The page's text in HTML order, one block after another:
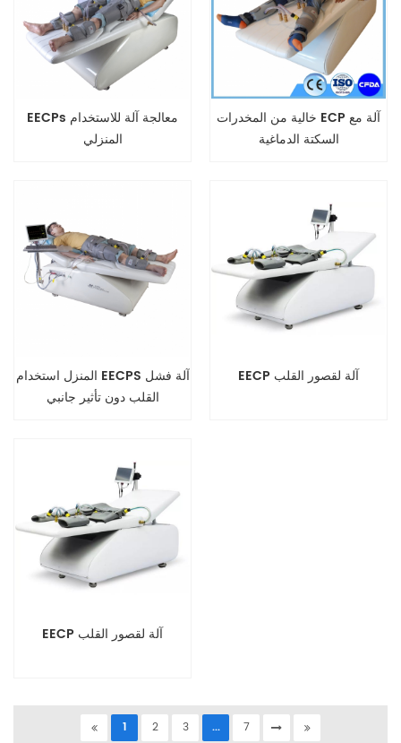
EECPs معالجة آلة للاستخدام
المنزلي
خالية من المخدرات ECP آلة مع
السكتة الدماغية
المنزل استخدام EECPS آلة فشل
القلب دون تأثير جانبي
EECP آلة لقصور القلب
EECP آلة لقصور القلب
1 2 3 ...
7